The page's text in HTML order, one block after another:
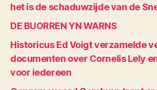
het is de schaduwzijde van de
DE BUORREN YN WARNS
Historicus Ed Voigt verzamelde
documenten over Cornelis Lely
voor iedereen